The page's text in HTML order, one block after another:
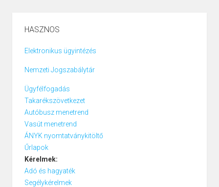
HASZNOS
Elektronikus ügyintézés
Nemzeti Jogszabálytár
Ügyfélfogadás
Takarékszövetkezet
Autóbusz menetrend
Vasút menetrend
ÁNYK nyomtatványkitöltő
Űrlapok
Kérelmek:
Adó és hagyaték
Segélykérelmek